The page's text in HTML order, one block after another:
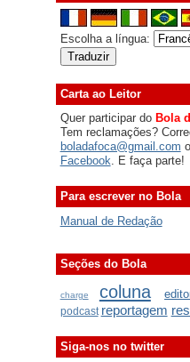
Escolha a língua:
Carta ao Leitor
Quer participar do Bola
Tem reclamações?
boladafoca@gmail.com
Facebook . E faça parte!
Para escrever no Bola
Manual de Redação
Seções do Bola
charge coluna
podcast reportagem
Siga-nos no twitter